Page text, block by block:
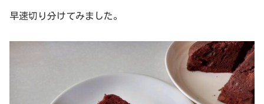
早速切り分けてみました。